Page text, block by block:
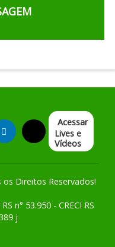
Acessar
Lives e
Vídeos
Direitos Reservados!
n° 53.950 - CRECI RS
j